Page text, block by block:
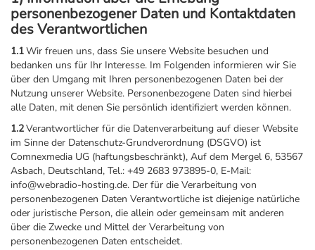
personenbezogener Daten und Kontaktdaten
des Verantwortlichen
1.1Wir freuen uns, dass Sie unsere Website besuchen und
bedanken uns für Ihr Interesse. Im Folgenden informieren wir Sie
über den Umgang mit Ihren personenbezogenen Daten bei der
Nutzung unserer Website. Personenbezogene Daten sind hierbei
alle Daten, mit denen Sie persönlich identifiziert werden können.
1.2Verantwortlicher für die Datenverarbeitung auf dieser Website
im Sinne der Datenschutz-Grundverordnung (DSGVO) ist
Comnexmedia UG (haftungsbeschränkt), Auf dem Mergel 6, 53567
Asbach, Deutschland, Tel.: +49 2683 973895-0, E-Mail:
info@webradio-hosting.de. Der für die Verarbeitung von
personenbezogenen Daten Verantwortliche ist diejenige natürliche
oder juristische Person, die allein oder gemeinsam mit anderen
über die Zwecke und Mittel der Verarbeitung von
personenbezogenen Daten entscheidet.